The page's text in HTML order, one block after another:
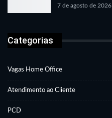
7 de agosto de 2026
Categorias
Vagas Home Office
Atendimento ao Cliente
PCD